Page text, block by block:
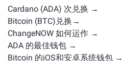
Cardano (ADA) 次兑换 →
Bitcoin (BTC)兑换→
ChangeNOW 如何运作 →
ADA 的最佳钱包 →
Bitcoin 的iOS和安卓系统钱包 →